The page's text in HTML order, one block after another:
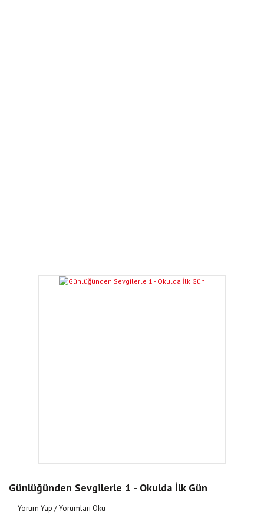
Günlüğünden Sevgilerle 1 - Okulda İlk Gün
Yorum Yap / Yorumları Oku